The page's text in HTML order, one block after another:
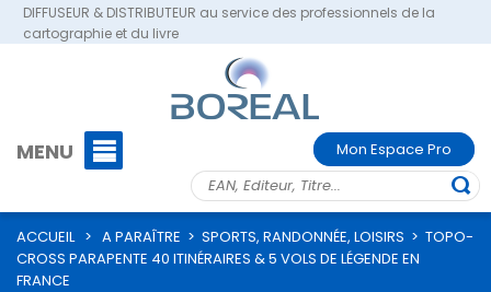
DIFFUSEUR & DISTRIBUTEUR au service des professionnels de la
cartographie et du livre
MENU Mon Espace Pro
ACCUEIL > A PARAÎTRE > SPORTS, RANDONNÉE, LOISIRS > TOPO-
CROSS PARAPENTE 40 ITINÉRAIRES & 5 VOLS DE LÉGENDE EN
FRANCE